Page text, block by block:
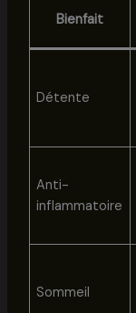
Bienfait
Détente
Anti-
inflammatoire
Sommeil